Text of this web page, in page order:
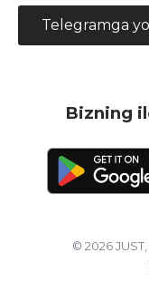
Telegramga
Bizning
© 2026